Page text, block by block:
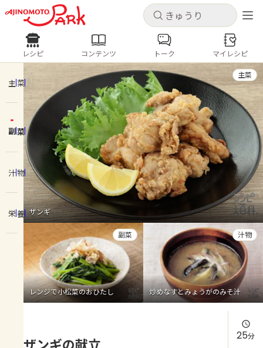
キャンセル
ログインするとレシピを保存できます
ログイン 新規登録
ホーム
コンテンツ
レシピ
トーク
よくあるお問い合わせ
お買い物
キャンセル
レシピ コンテンツ
人気の食材・レシピ
きゅうり なす トマト
とうもろこし
ピーマン
みょうが ゴーヤ
レシピ コンテンツ トーク マイレシピ
主菜
副菜
汁物
栄養 ザンギ
主菜
レンジで小松菜のおひたし
副菜
炒めなすとみょうがのみそ汁
汁物
ザンギの献立 25分